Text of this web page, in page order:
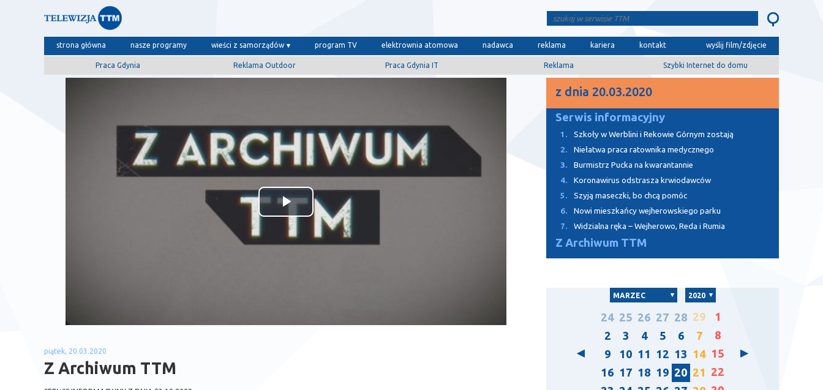
strona główna nasze programy wieści z samorządów program TV elektrownia atomowa nadawca reklama kariera kontakt wyślij film/zdjęcie
Praca Gdynia Reklama Outdoor Praca Gdynia IT Reklama Szybki Internet do domu
Odtwórz
wideo
piątek, 20.03.2020
Z Archiwum TTM
z dnia 20.03.2020
Serwis informacyjny
1.
Szkoły w Werblini i Rekowie Górnym zostają
2.
Niełatwa praca ratownika medycznego
3.
Burmistrz Pucka na kwarantannie
4.
Koronawirus odstrasza krwiodawców
5.
Szyją maseczki, bo chcą pomóc
6.
Nowi mieszkańcy wejherowskiego parku
7.
Widzialna ręka – Wejherowo, Reda i Rumia
Z Archiwum TTM
MARZEC 2020
24 25 26 27 28 29
1
2
3 4 5 6 7
8
9
10 11 12 13 14 15
16 17 18 19 20 21 22